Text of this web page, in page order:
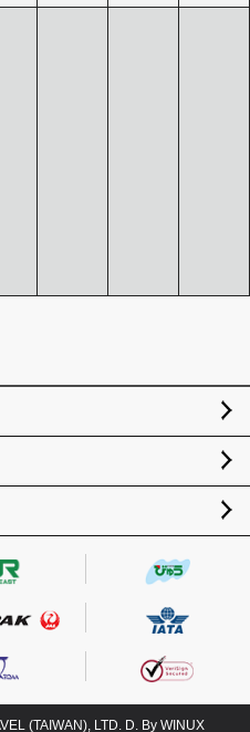
(TAIWAN), LTD. D. By WINUX